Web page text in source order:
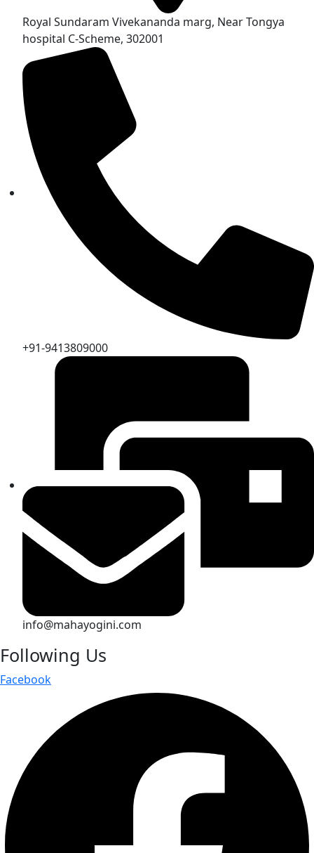
Royal Sundaram Vivekananda marg, Near Tongya
hospital C-Scheme, 302001
+91-9413809000
info@mahayogini.com
Following Us
Facebook